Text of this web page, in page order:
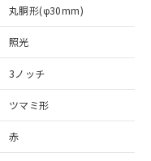
丸胴形(φ30mm)
照光
3ノッチ
ツマミ形
赤